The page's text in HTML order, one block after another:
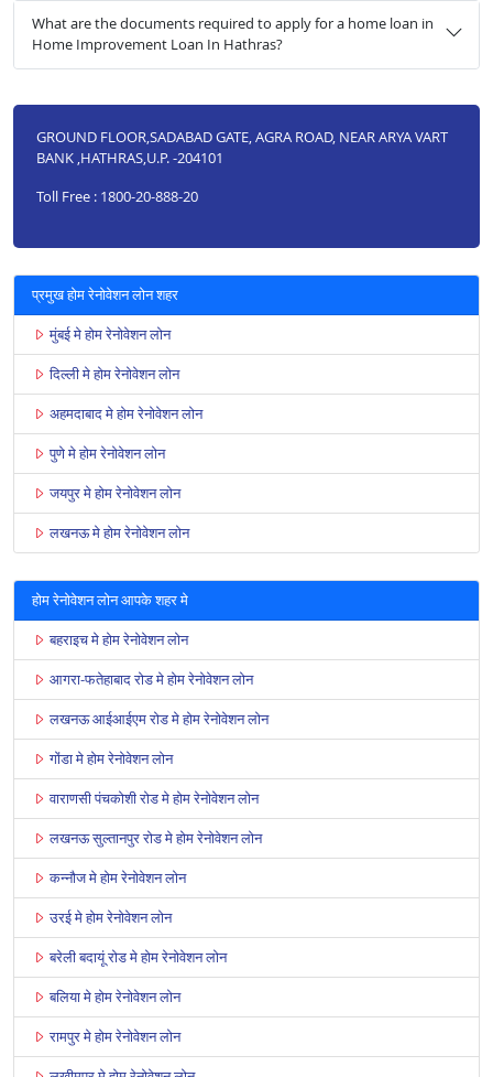
What are the documents required to apply for a home loan in
Home Improvement Loan In Hathras?
GROUND FLOOR,SADABAD GATE, AGRA ROAD, NEAR ARYA VART
BANK ,HATHRAS,U.P. -204101
Toll Free : 1800-20-888-20
प्रमुख होम रेनोवेशन लोन शहर
मुंबई मे होम रेनोवेशन लोन
दिल्ली मे होम रेनोवेशन लोन
अहमदाबाद मे होम रेनोवेशन लोन
पुणे मे होम रेनोवेशन लोन
जयपुर मे होम रेनोवेशन लोन
लखनऊ मे होम रेनोवेशन लोन
होम रेनोवेशन लोन आपके शहर मे
बहराइच मे होम रेनोवेशन लोन
आगरा-फतेहाबाद रोड मे होम रेनोवेशन लोन
लखनऊ आईआईएम रोड मे होम रेनोवेशन लोन
गोंडा मे होम रेनोवेशन लोन
वाराणसी पंचकोशी रोड मे होम रेनोवेशन लोन
लखनऊ सुल्तानपुर रोड मे होम रेनोवेशन लोन
कन्नौज मे होम रेनोवेशन लोन
उरई मे होम रेनोवेशन लोन
बरेली बदायूं रोड मे होम रेनोवेशन लोन
बलिया मे होम रेनोवेशन लोन
रामपुर मे होम रेनोवेशन लोन